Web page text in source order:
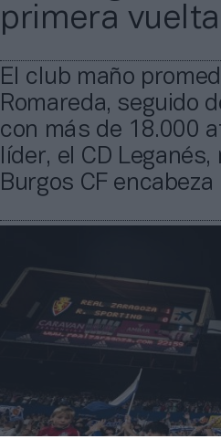
primera vuelta
El club maño
Romareda, seguido
con más de 18.000
líder, el CD
Burgos CF